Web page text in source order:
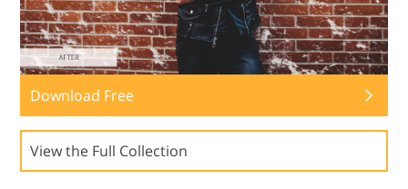
Download Free
View the Full Collection